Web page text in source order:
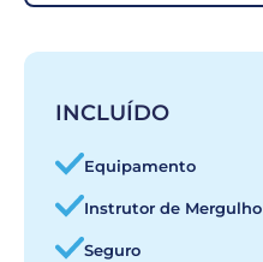
INCLUÍDO
Equipamento
Instrutor de Mergulho
Seguro